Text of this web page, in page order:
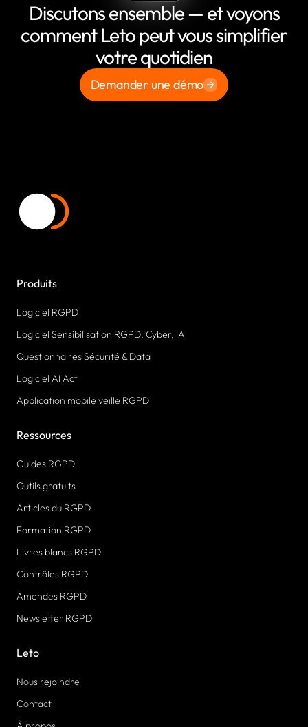
Discutons ensemble — et voyons
comment Leto peut vous simplifier
votre quotidien
Demander une démo
Produits
Logiciel RGPD
Logiciel Sensibilisation RGPD, Cyber, IA
Questionnaires Sécurité & Data
Logiciel AI Act
Application mobile veille RGPD
Ressources
Guides RGPD
Outils gratuits
Articles du RGPD
Formation RGPD
Livres blancs RGPD
Contrôles RGPD
Amendes RGPD
Newsletter RGPD
Leto
Nous rejoindre
Contact